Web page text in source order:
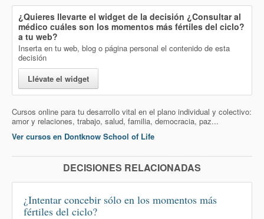
¿Quieres llevarte el widget de la decisión ¿Consultar al
médico cuáles son los momentos más fértiles del ciclo?
a tu web?
Inserta en tu web, blog o página personal el contenido de esta
decisión
Llévate el widget
Cursos online para tu desarrollo vital en el plano individual y colectivo:
amor y relaciones, trabajo, salud, familia, democracia, paz...
Ver cursos en Dontknow School of Life
DECISIONES RELACIONADAS
¿Intentar concebir sólo en los momentos más
fértiles del ciclo?